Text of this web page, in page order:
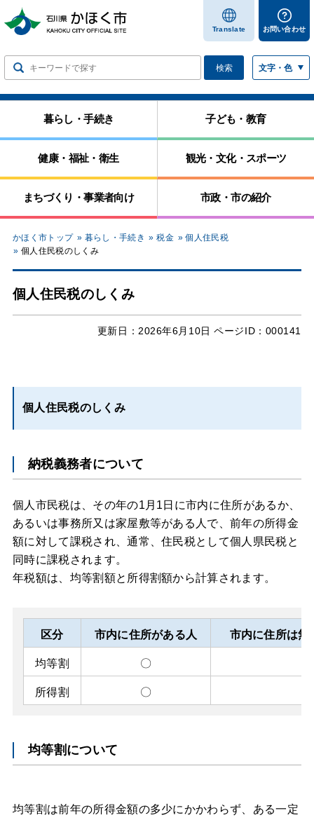
します
Translate お問い合わせ
検索 文字・色
暮らし・手続き 子ども・教育
健康・福祉・衛生 観光・文化・スポーツ
まちづくり・事業者向け 市政・市の紹介
かほく市トップ 暮らし・手続き 税金
個人住民税
個人住民税のしくみ
個人住民税のしくみ
更新日： 2026年6月10日 ページID：000141
個人住民税のしくみ
納税義務者について
個人市民税は、その年の1月1日に市内に住所があるか、
あるいは事務所又は家屋敷等がある人で、前年の所得金
額に対して課税され、通常、住民税として個人県民税と
同時に課税されます。
年税額は、均等割額と所得割額から計算されます。
区分 市内に住所がある人 市内に住所は無
均等割 〇
所得割 〇
均等割について
均等割は前年の所得金額の多少にかかわらず、ある一定